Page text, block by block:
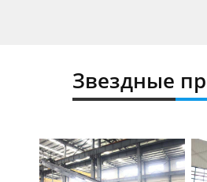
Звездные